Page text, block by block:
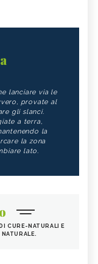
lanciare via le
provate al
gli slanci.
a terra,
la
la zona
lato.
CURE-NATURALI E